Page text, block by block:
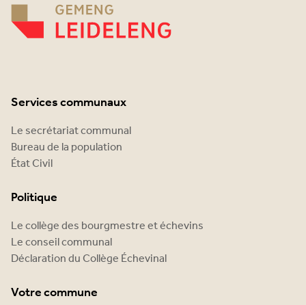
Services communaux
Le secrétariat communal
Bureau de la population
État Civil
Politique
Le collège des bourgmestre et échevins
Le conseil communal
Déclaration du Collège Échevinal
Votre commune